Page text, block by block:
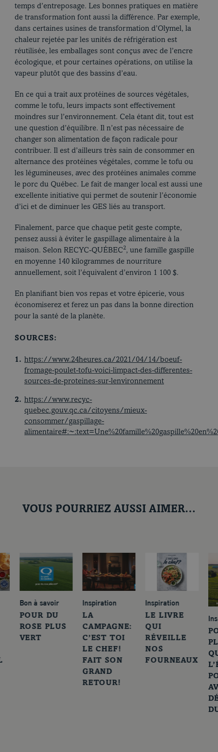
EN
temps d’entreposage. Les bonnes pratiques en matière
de transformation font aussi la différence. Par exemple,
dans certaines usines de transformation d’Olymel, la
chaleur rejetée par les unités de réfrigération est
réutilisée, les emballages sont conçus avec de l’encre
écologique, et pour certaines opérations, on utilise la
vapeur plutôt que des bassins d’eau.
En ce qui a trait aux protéines de sources végétales,
comme le tofu, leurs impacts sont effectivement
moindres sur l’environnement. Cela étant dit, tout est
une question d’équilibre. Il n’est pas nécessaire de
changer son alimentation de façon radicale pour
contribuer. Il est d’ailleurs très sain de consommer en
alternance des protéines végétales, comme le tofu ou
les légumineuses, avec des protéines animales comme
le porc du Québec. Le fait de manger local est aussi une
excellente initiative qui permet de soutenir l’économie
d’ici et de diminuer les GES liés au transport.
Finalement, parce que chaque petit geste compte,
pensez aussi à éviter le gaspillage alimentaire à la
maison. Selon RECYC-QUÉBEC2, une famille gaspille
en moyenne 140 kilogrammes de nourriture
annuellement, soit l’équivalent d’environ 1 100 $.
En planifiant bien vos repas et votre épicerie, vous
économiserez et ferez un pas dans la bonne direction
pour la santé de la planète.
SOURCES:
https://www.24heures.ca/2021/04/14/boeuf-
fromage-poulet-tofu-voici-limpact-des-differentes-
sources-de-proteines-sur-lenvironnement
https://www.recyc-
quebec.gouv.qc.ca/citoyens/mieux-
consommer/gaspillage-
VOUS POURRIEZ AUSSI AIMER…
Bon à savoir
POUR DU
ROSE PLUS
VERT
Inspiration
LA
CAMPAGNE:
C’EST TOI
LE CHEF!
FAIT SON
GRAND
RETOUR!
Inspiration
LE LIVRE
QUI
RÉVEILLE
NOS
FOURNEAUX